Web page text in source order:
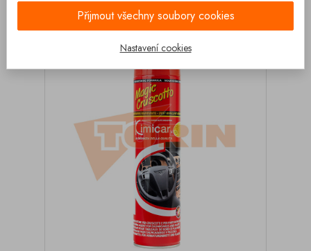
Cruscotto 0,6LPřijmout všechny soubory cookies
Nastavení cookies